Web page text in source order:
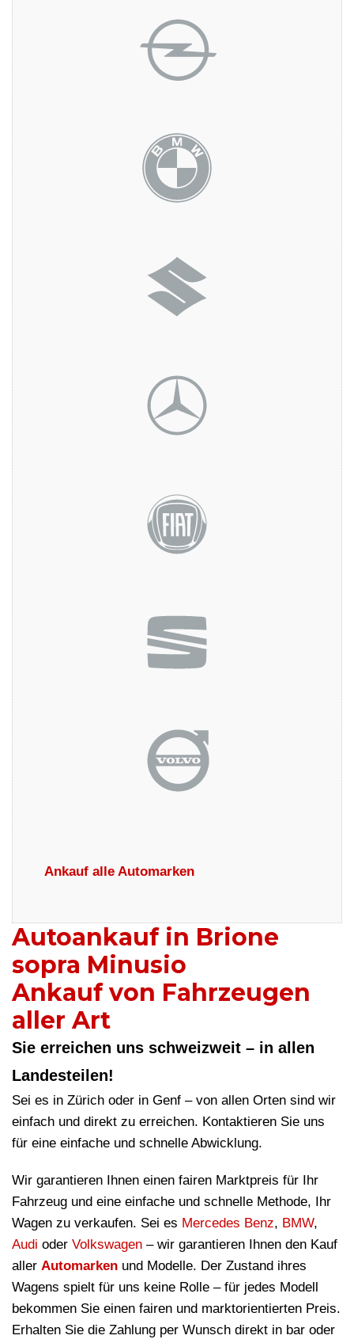
Ankauf alle Automarken
Autoankauf in Brione
sopra Minusio
Ankauf von Fahrzeugen
aller Art
Sie erreichen uns schweizweit – in allen
Landesteilen!
Sei es in Zürich oder in Genf – von allen Orten sind wir
einfach und direkt zu erreichen. Kontaktieren Sie uns
für eine einfache und schnelle Abwicklung.
Wir garantieren Ihnen einen fairen Marktpreis für Ihr
Fahrzeug und eine einfache und schnelle Methode, Ihr
Wagen zu verkaufen. Sei es Mercedes Benz, BMW,
Audi oder Volkswagen – wir garantieren Ihnen den Kauf
aller Automarken und Modelle. Der Zustand ihres
Wagens spielt für uns keine Rolle – für jedes Modell
bekommen Sie einen fairen und marktorientierten Preis.
Erhalten Sie die Zahlung per Wunsch direkt in bar oder